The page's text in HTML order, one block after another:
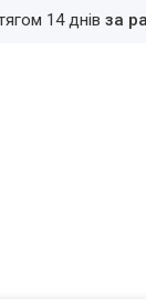
14 днівза